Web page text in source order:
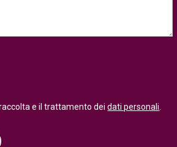
e il trattamento deidati personali.